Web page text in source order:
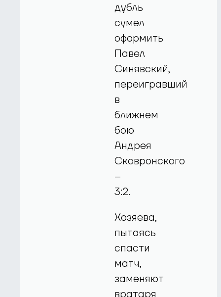
дубль
сумел
оформить
Павел
Синявский,
переигравший
в
ближнем
бою
Андрея
Сковронского
–
3:2.
Хозяева,
пытаясь
спасти
матч,
заменяют
вратаря